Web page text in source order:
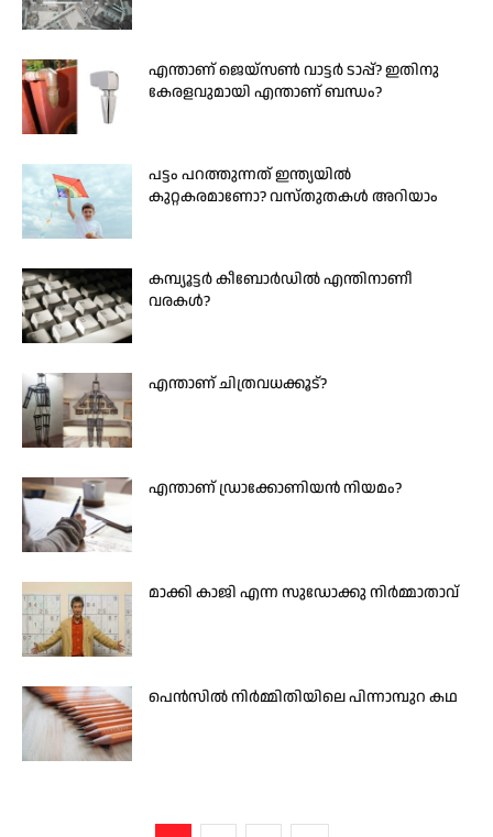
എന്താണ് ജെയ്സൺ വാട്ടർ ടാപ്പ്? ഇതിനു
കേരളവുമായി എന്താണ് ബന്ധം?
പട്ടം പറത്തുന്നത് ഇന്ത്യയിൽ
കുറ്റകരമാണോ? വസ്തുതകൾ അറിയാം
കമ്പ്യൂട്ടർ കീബോർഡിൽ എന്തിനാണീ
വരകൾ?
എന്താണ് ചിത്രവധക്കൂട്?
എന്താണ് ഡ്രാക്കോണിയൻ നിയമം?
മാക്കി കാജി എന്ന സു‍‍ഡോക്കു നിർമ്മാതാവ്
പെൻസിൽ നിർമ്മിതിയിലെ പിന്നാമ്പുറ കഥ